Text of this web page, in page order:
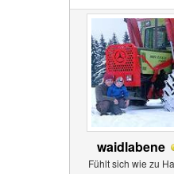
waidlabene
Fühlt sich wie zu